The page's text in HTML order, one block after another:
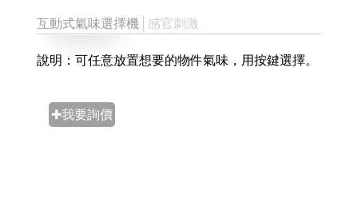
互動式氣味選擇機 │感官刺激
說明：可任意放置想要的物件氣味，用按鍵選擇。
✚我要詢價